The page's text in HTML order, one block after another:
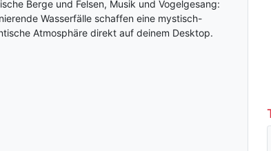
Berge und Felsen, Musik und Vogelgesang:
Wasserfälle schaffen eine mystisch-
Atmosphäre direkt auf deinem Desktop.